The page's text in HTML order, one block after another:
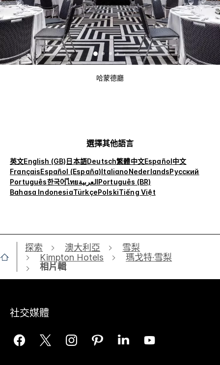
哈蒙德廳
選擇其他語言
英文English (GB)日本語Deutsch繁體中文Español中文
FrançaisEspañol (España)ItalianoNederlandsРусский
Português한국어ไทยالعربيةPortuguês (BR)
Bahasa IndonesiaTürkçePolskiTiếng Việt
探索 澳大利亞
雪梨
Kimpton Hotels
瑪戈特·雪梨
相片輯
社交媒體